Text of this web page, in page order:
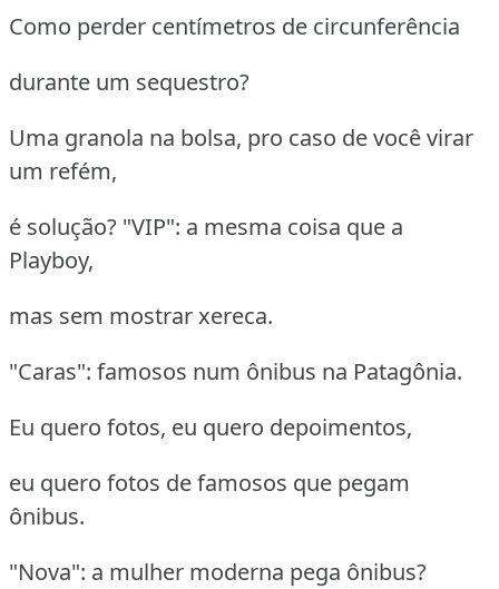
Como perder centímetros de circunferência
durante um sequestro?
Uma granola na bolsa, pro caso de você virar
um refém,
é solução? "VIP": a mesma coisa que a
Playboy,
mas sem mostrar xereca.
"Caras": famosos num ônibus na Patagônia.
Eu quero fotos, eu quero depoimentos,
eu quero fotos de famosos que pegam
ônibus.
"Nova": a mulher moderna pega ônibus?